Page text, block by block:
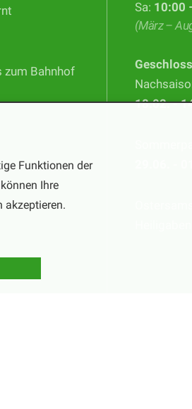
zum Bahnhof
Sa: 10:00
(März –
18.02. -
Funktionen der
Ihre
akzeptieren.